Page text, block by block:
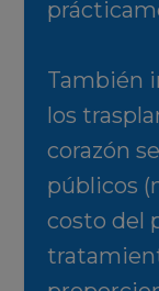
También
los
corazón
públicos
costo del